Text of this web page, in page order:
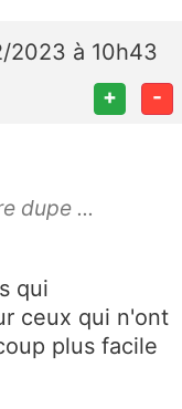
2023 à 10h43
+ -
dupe ...
qui
ceux qui n'ont
plus facile